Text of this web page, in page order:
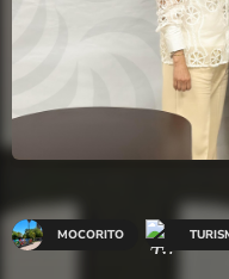
MOCORITO